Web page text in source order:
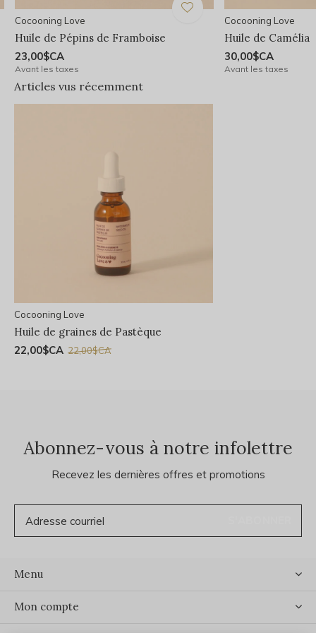
Cocooning Love
Huile de Pépins de Framboise
23,00$CA
Avant les taxes
Cocooning Love
Huile de Camélia
30,00$CA
Avant les taxes
Articles vus récemment
Cocooning Love
Huile de graines de Pastèque
22,00$CA 22,00$CA
Abonnez-vous à notre infolettre
Recevez les dernières offres et promotions
Menu
Mon compte